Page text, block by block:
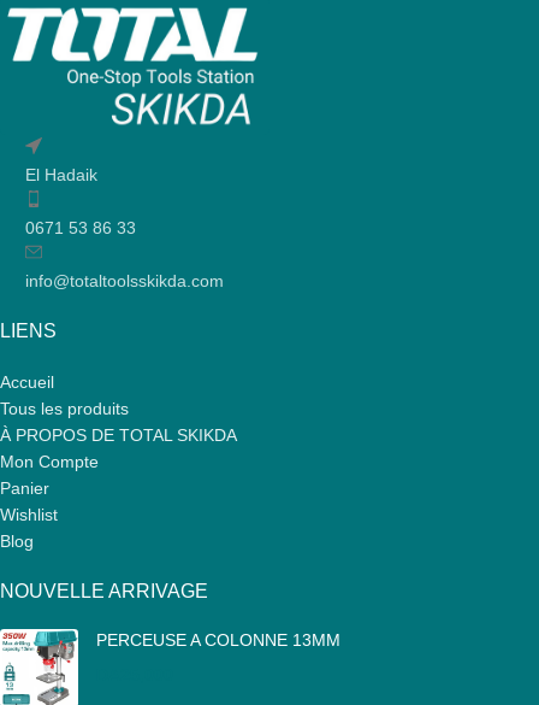
El Hadaik
0671 53 86 33
info@totaltoolsskikda.com
LIENS
Accueil
Tous les produits
À PROPOS DE TOTAL SKIKDA
Mon Compte
Panier
Wishlist
Blog
NOUVELLE ARRIVAGE
PERCEUSE A COLONNE 13MM